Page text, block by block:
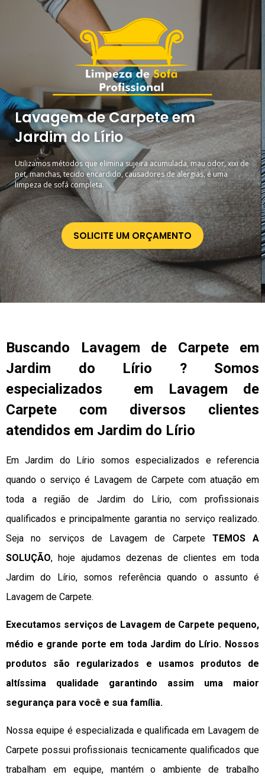
Lavagem de Carpete em
Jardim do Lírio
Utilizamos métodos que elimina sujeira acumulada, mau odor, xixi de
pet, manchas, tecido encardido, causadores de alergias, é uma
limpeza de sofá completa.
SOLICITE UM ORÇAMENTO
Buscando Lavagem de Carpete em
Jardim do Lírio ? Somos
especializados em Lavagem de
Carpete com diversos clientes
atendidos em Jardim do Lírio
Em Jardim do Lírio somos especializados e referencia
quando o serviço é Lavagem de Carpete com atuação em
toda a região de Jardim do Lírio, com profissionais
qualificados e principalmente garantia no serviço realizado.
Seja no serviços de Lavagem de Carpete TEMOS A
SOLUÇÃO, hoje ajudamos dezenas de clientes em toda
Jardim do Lírio, somos referência quando o assunto é
Lavagem de Carpete.
Executamos serviços de Lavagem de Carpete pequeno,
médio e grande porte em toda Jardim do Lírio. Nossos
produtos são regularizados e usamos produtos de
altíssima qualidade garantindo assim uma maior
segurança para você e sua família.
Nossa equipe é especializada e qualificada em Lavagem de
Carpete possui profissionais tecnicamente qualificados que
trabalham em equipe, mantém o ambiente de trabalho